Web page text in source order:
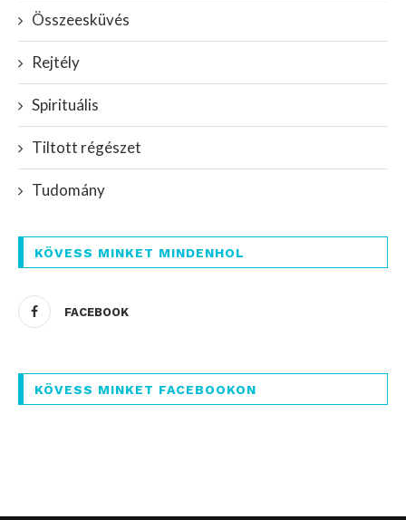
Összeesküvés
Rejtély
Spirituális
Tiltott régészet
Tudomány
KÖVESS MINKET MINDENHOL
FACEBOOK
KÖVESS MINKET FACEBOOKON